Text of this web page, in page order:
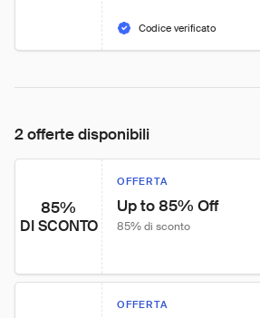
Codice verificato
2 offerte disponibili
85%
DI SCONTO
OFFERTA
Up to 85% Off
85% di sconto
OFFERTA